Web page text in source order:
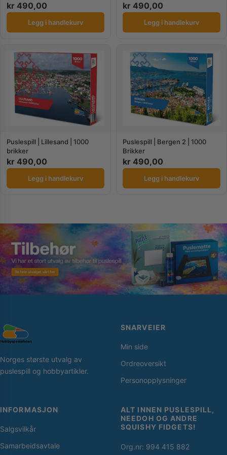
kr 490,00
Legg i handlekurv
kr 490,00
Legg i handlekurv
Puslespill | Lillesand | 1000
brikker
kr 490,00
Legg i handlekurv
Puslespill | Bergen 2 | 1000
Brikker
kr 490,00
Legg i handlekurv
Norges største utvalg av
puslespill og hobbyartikler.
SNARVEIER
Min side
Ordreoversikt
Personopplysninger
INFORMASJON
Salgsvilkår
Samarbeidsavtale
ALT INNEN PUSLESPILL,
NEEDOH OG ANDRE
SQUISHY FIDGETS!
Org.nr: 994 415 882